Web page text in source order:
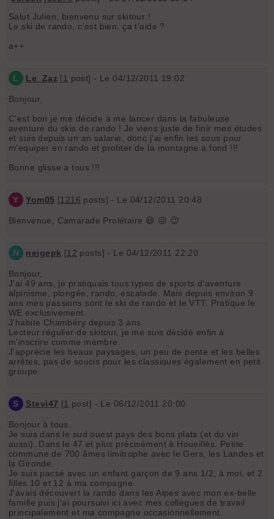
Salut Julien, bienvenu sur skitour !
Le ski de rando, c'est bien. ça t'aide ?
a++
L Le_Zaz [1 post] - Le 04/12/2011 19:02
Bonjour,
C'est bon je me décide a me lancer dans la fabuleuse
aventure du skis de rando ! Je viens juste de finir mes études
et suis depuis un an salarie, donc j'ai enfin les sous pour
m'equiper en rando et profiter de la montagne a fond !!!
Bonne glisse a tous !!!
Y Yom05 [1216 posts] - Le 04/12/2011 20:48
Bienvenue, Camarade Prolétaire 😄 😜 😉
N neigepk [12 posts] - Le 04/12/2011 22:20
Bonjour,
J'ai 49 ans, je pratiquais tous types de sports d'aventure :
alpinisme, plongée, rando, escalade. Mais depuis environ 9
ans mes passions sont le ski de rando et le VTT. Pratique le
WE exclusivement.
J'habite Chambéry depuis 3 ans.
Lecteur régulier de skitour, je me suis décidé enfin à
m'inscrire comme membre.
J'apprécie les beaux paysages, un peu de pente et les belles
arrêtes, pas de soucis pour les classiques également en petit
groupe.
S Stevi47 [1 post] - Le 06/12/2011 20:00
Bonjour à tous.
Je suis dans le sud ouest pays des bons plats (et du vin
aussi). Dans le 47 et plus précisément à Houeillès. Petite
commune de 700 âmes limitrophe avec le Gers, les Landes et
la Gironde.
Je suis pacsé avec un enfant garçon de 9 ans 1/2, à moi, et 2
filles 10 et 12 à ma compagne.
J'avais découvert la rando dans les Alpes avec mon ex-belle
famille puis j'ai poursuivi ici avec mes collègues de travail
principalement et ma compagne occasionnellement.